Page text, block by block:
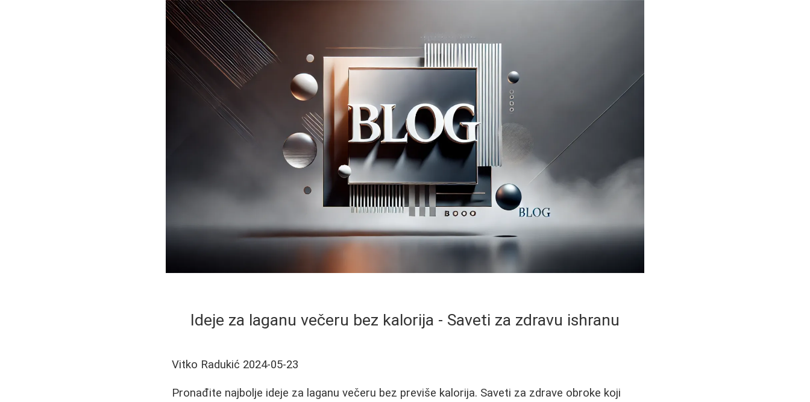
Ideje za laganu večeru bez kalorija - Saveti za zdravu ishranu
Vitko Radukić 2024-05-23
Pronađite najbolje ideje za laganu večeru bez previše kalorija. Saveti za zdrave obroke koji